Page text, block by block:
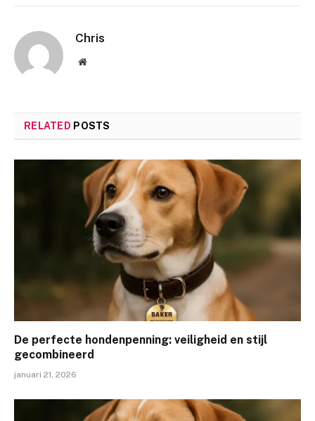
Chris
Website
RELATED POSTS
De perfecte hondenpenning: veiligheid en stijl
gecombineerd
januari 21, 2026